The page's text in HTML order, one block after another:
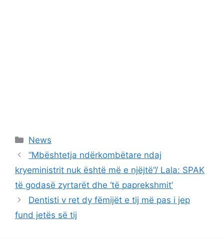
Categories
News
“Mbështetja ndërkombëtare ndaj
kryeministrit nuk është më e njëjtë”/ Lala: SPAK
të godasë zyrtarët dhe ‘të paprekshmit’
Dentisti v ret dy fëmijët e tij më pas i jep
fund jetës së tij